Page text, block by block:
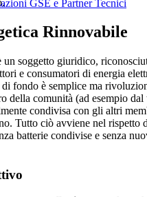
GSE e Partner Tecnici
Rinnovabile
un soggetto giuridico,
e consumatori di energia
di fondo è semplice ma
della comunità (ad esempio dal
condivisa con gli altri
Tutto ciò avviene nel rispetto
batterie condivise e senza